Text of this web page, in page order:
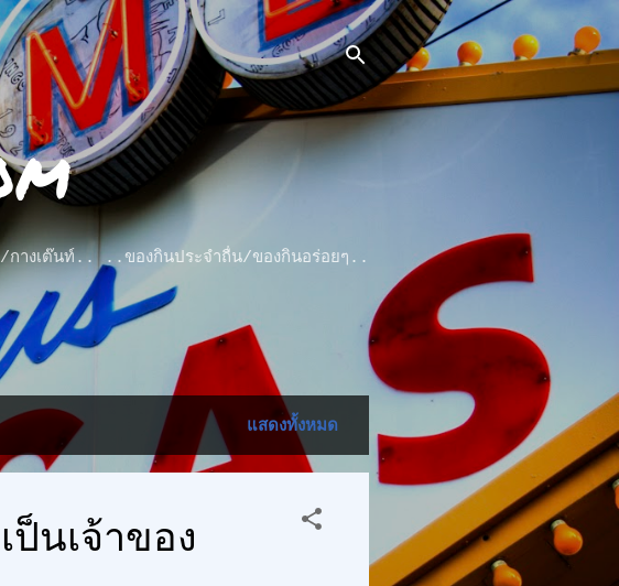
ท/กางเต๊นท์.. ..ของกินประจำถื่น/ของกินอร่อยๆ..
แสดงทั้งหมด
นเจ้าของ